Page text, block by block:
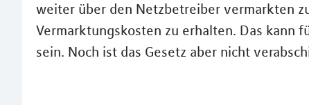
weiter über den Netzbetreiber vermarkten
Vermarktungskosten zu erhalten. Das kann
sein. Noch ist das Gesetz aber nicht